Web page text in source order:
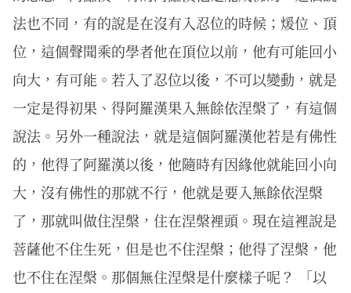
法也不同，有的說是在沒有入忍位的時候；煖位、頂
位，這個聲聞乘的學者他在頂位以前，他有可能回小
向大，有可能。若入了忍位以後，不可以變動，就是
一定是得初果、得阿羅漢果入無餘依涅槃了，有這個
說法。另外一種說法，就是這個阿羅漢他若是有佛性
的，他得了阿羅漢以後，他隨時有因緣他就能回小向
大，沒有佛性的那就不行，他就是要入無餘依涅槃
了，那就叫做住涅槃，住在涅槃裡頭。現在這裡說是
菩薩他不住生死，但是也不住涅槃；他得了涅槃，他
也不住在涅槃。那個無住涅槃是什麼樣子呢？ 「以